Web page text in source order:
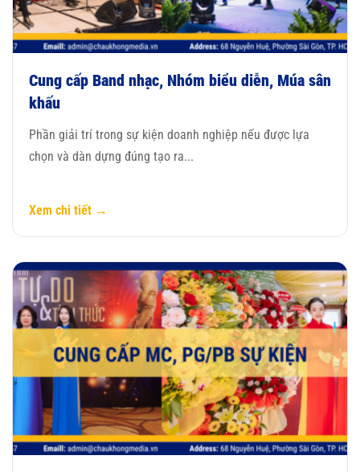
Cung cấp Band nhạc, Nhóm biểu diễn, Múa sân
khấu
Phần giải trí trong sự kiện doanh nghiệp nếu được lựa
chọn và dàn dựng đúng tạo ra...
Xem chi tiết →